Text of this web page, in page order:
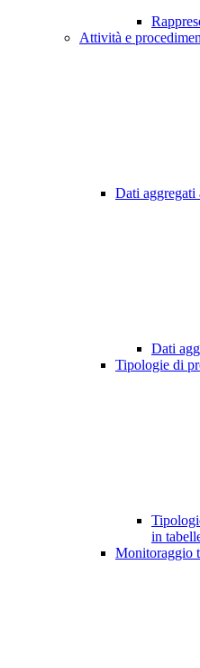
Attività e
Dati aggregati
Dati
Tipologie di
in
Monitoraggio